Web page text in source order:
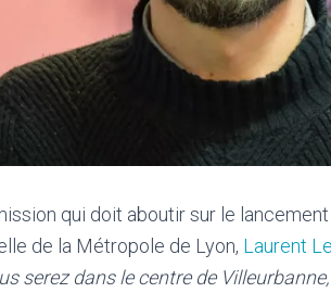
qui doit aboutir sur le
de la Métropole de Lyon, Laurent
serez dans le centre de